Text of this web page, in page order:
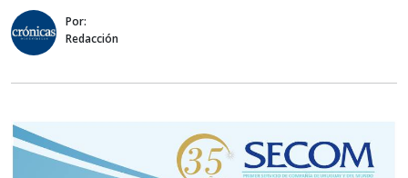
Por:
Redacción